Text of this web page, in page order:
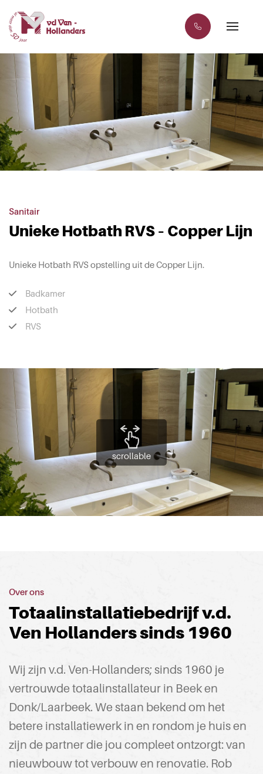
Sanitair
Unieke Hotbath RVS – Copper Lijn
Unieke Hotbath RVS opstelling uit de Copper Lijn.
Badkamer
Hotbath
RVS
scrollable
Over ons
Totaalinstallatiebedrijf v.d.
Ven Hollanders sinds 1960
Wij zijn v.d. Ven-Hollanders; sinds 1960 je
vertrouwde totaalinstallateur in Beek en
Donk/Laarbeek. We staan bekend om het
betere installatiewerk in en rondom je huis en
zijn de partner die jou compleet ontzorgt: van
nieuwbouw tot verbouw en renovatie. Rob